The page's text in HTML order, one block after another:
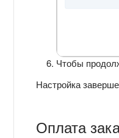
Чтобы
Настройка
Оплата